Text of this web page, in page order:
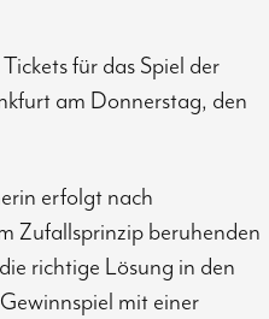
für das Spiel der
am Donnerstag, den
erfolgt nach
Zufallsprinzip beruhenden
richtige Lösung in den
mit einer